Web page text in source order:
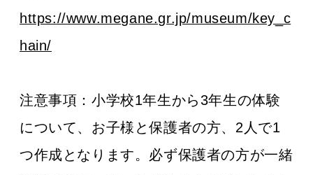
https://www.megane.gr.jp/museum/key_c
hain/
注意事項： 小学校1年生から3年生の体験
について、お子様と保護者の方、2人で1
つ作成となります。必ず保護者の方が一緒